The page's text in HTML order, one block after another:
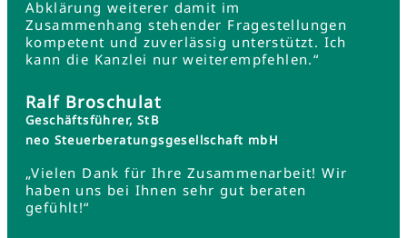
Abklärung weiterer damit im
Zusammenhang stehender Fragestellungen
kompetent und zuverlässig unterstützt. Ich
kann die Kanzlei nur weiterempfehlen.“
Ralf Broschulat
Geschäftsführer, StB
neo Steuerberatungsgesellschaft mbH
„Vielen Dank für Ihre Zusammenarbeit! Wir
haben uns bei Ihnen sehr gut beraten
gefühlt!“